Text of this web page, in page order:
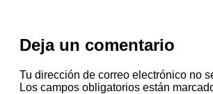
Deja un comentario
Tu dirección de correo electrónico no
Los campos obligatorios están